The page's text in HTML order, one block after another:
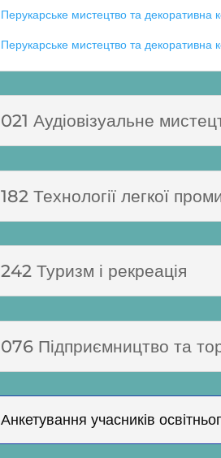
Перукарське мистецтвота декоративна
Перукарське мистецтво та декоративна
021 Аудіовізуальне
182 Технології легкої
242 Туризм і рекреація
076 Підприємництво та
Анкетування учасників